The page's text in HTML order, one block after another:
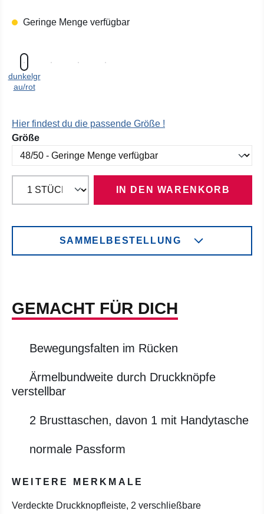
Geringe Menge verfügbar
dunkelgr
au/rot
Hier findest du die passende Größe !
Größeauswählen
IN DEN WARENKORB
SAMMELBESTELLUNG
GEMACHT FÜR DICH
Bewegungsfalten im Rücken
Ärmelbundweite durch Druckknöpfe
verstellbar
2 Brusttaschen, davon 1 mit Handytasche
normale Passform
WEITERE MERKMALE
Verdeckte Druckknopfleiste, 2 verschließbare